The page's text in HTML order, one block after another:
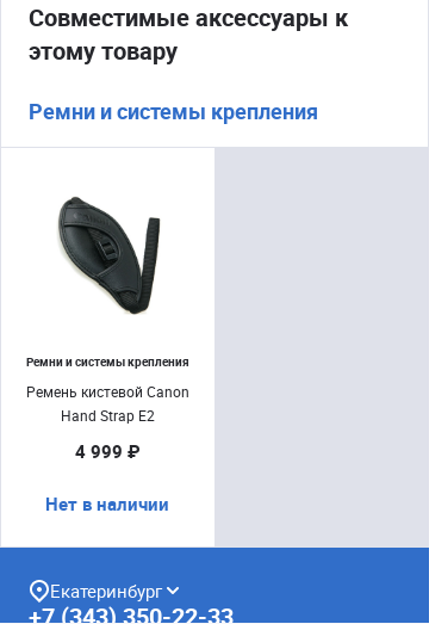
Совместимые аксессуары к
этому товару
Ремни и системы крепления
Ремни и системы крепления
Ремень кистевой Canon
Hand Strap E2
4 999 ₽
Нет в наличии
Екатеринбург
+7 (343) 350-22-33